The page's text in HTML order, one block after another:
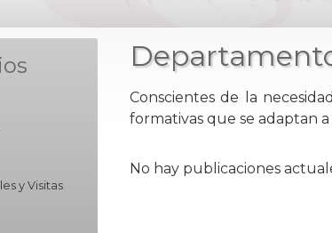
y Visitas
Conscientes de la
formativas que se adaptan a
No hay publicaciones